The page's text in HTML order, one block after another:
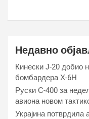
Недавно
Кинески Ј-20 добио
бомбардера Х-6Н
Руски С-400 за
авиона новом
Украјина потврдила